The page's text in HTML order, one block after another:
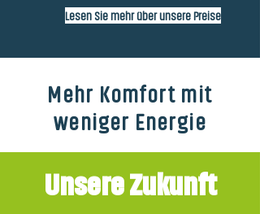
Lesen Sie mehr über unsere Preise
Mehr Komfort mit
weniger Energie
Unsere Zukunft